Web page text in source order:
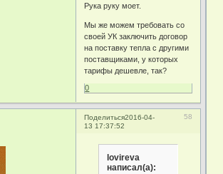
Рука руку моет.
Мы же можем требовать со
своей УК заключить договор
на поставку тепла с другими
поставщиками, у которых
тарифы дешевле, так?
0
Поделиться 58
2016-04-
13 17:37:52
lovireva
написал(а):